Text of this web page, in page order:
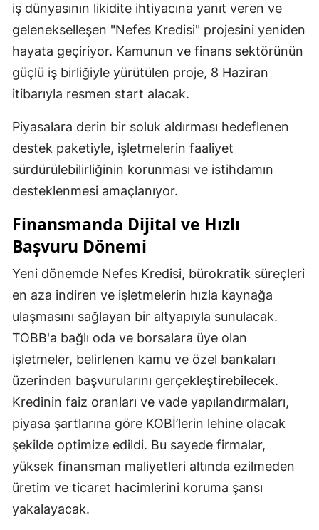
iş dünyasının likidite ihtiyacına yanıt veren ve
gelenekselleşen "Nefes Kredisi" projesini yeniden
hayata geçiriyor. Kamunun ve finans sektörünün
güçlü iş birliğiyle yürütülen proje, 8 Haziran
itibarıyla resmen start alacak.
Piyasalara derin bir soluk aldırması hedeflenen
destek paketiyle, işletmelerin faaliyet
sürdürülebilirliğinin korunması ve istihdamın
desteklenmesi amaçlanıyor.
Finansmanda Dijital ve Hızlı
Başvuru Dönemi
Yeni dönemde Nefes Kredisi, bürokratik süreçleri
en aza indiren ve işletmelerin hızla kaynağa
ulaşmasını sağlayan bir altyapıyla sunulacak.
TOBB'a bağlı oda ve borsalara üye olan
işletmeler, belirlenen kamu ve özel bankaları
üzerinden başvurularını gerçekleştirebilecek.
Kredinin faiz oranları ve vade yapılandırmaları,
piyasa şartlarına göre KOBİ’lerin lehine olacak
şekilde optimize edildi. Bu sayede firmalar,
yüksek finansman maliyetleri altında ezilmeden
üretim ve ticaret hacimlerini koruma şansı
yakalayacak.